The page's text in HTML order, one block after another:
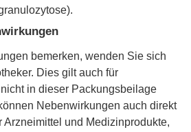
bemerken, wenden Sie sich
Dies gilt auch für
in dieser Packungsbeilage
Nebenwirkungen auch direkt
Arzneimittel und Medizinprodukte,